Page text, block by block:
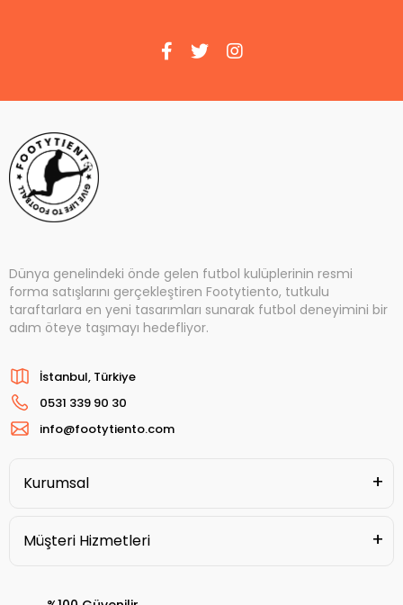
Dünya genelindeki önde gelen futbol kulüplerinin resmi
forma satışlarını gerçekleştiren Footytiento, tutkulu
taraftarlara en yeni tasarımları sunarak futbol deneyimini bir
adım öteye taşımayı hedefliyor.
İstanbul, Türkiye
0531 339 90 30
info@footytiento.com
Kurumsal
Müşteri Hizmetleri